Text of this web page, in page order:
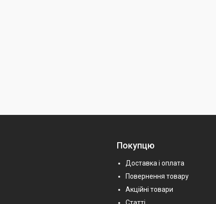
Покупцю
Доставка і оплата
Повернення товару
Акційні товари